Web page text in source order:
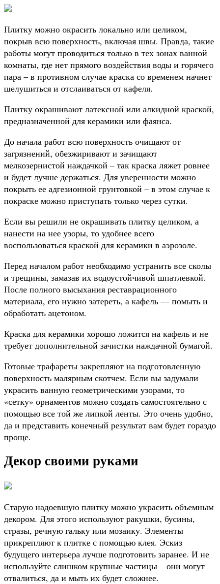
Плитку можно окрасить локально или целиком,
покрыв всю поверхность, включая швы. Правда, такие
работы могут проводиться только в тех зонах ванной
комнаты, где нет прямого воздействия воды и горячего
пара – в противном случае краска со временем начнет
шелушиться и отслаиваться от кафеля.
Плитку окрашивают латексной или алкидной краской,
предназначенной для керамики или фаянса.
До начала работ всю поверхность очищают от
загрязнений, обезжиривают и зачищают
мелкозернистой наждачкой – так краска ляжет ровнее
и будет лучше держаться. Для уверенности можно
покрыть ее адгезионной грунтовкой – в этом случае к
покраске можно приступать только через сутки.
Если вы решили не окрашивать плитку целиком, а
нанести на нее узоры, то удобнее всего
воспользоваться краской для керамики в аэрозоле.
Перед началом работ необходимо устранить все сколы
и трещины, замазав их водоустойчивой шпатлевкой.
После полного высыхания реставрационного
материала, его нужно затереть, а кафель — помыть и
обработать ацетоном.
Краска для керамики хорошо ложится на кафель и не
требует дополнительной зачистки наждачной бумагой.
Готовые трафареты закрепляют на подготовленную
поверхность малярным скотчем. Если вы задумали
украсить ванную геометрическими узорами, то
«сетку» орнаментов можно создать самостоятельно с
помощью все той же липкой ленты. Это очень удобно,
да и представить конечный результат вам будет гораздо
проще.
Декор своими руками
Старую надоевшую плитку можно украсить объемным
декором. Для этого используют ракушки, бусины,
стразы, речную гальку или мозаику. Элементы
прикрепляют к плитке с помощью клея. Эскиз
будущего интерьера лучше подготовить заранее. И не
используйте слишком крупные частицы – они могут
отвалиться, да и мыть их будет сложнее.